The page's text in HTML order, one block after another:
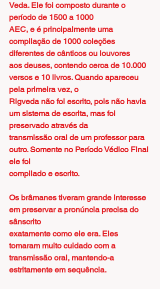
Veda. Ele foi composto durante o
período de 1500 a 1000
AEC, e é principalmente uma
compilação de 1000 coleções
diferentes de cânticos ou louvores
aos deuses, contendo cerca de 10.000
versos e 10 livros. Quando apareceu
pela primeira vez, o
Rigveda não foi escrito, pois não havia
um sistema de escrita, mas foi
preservado através da
transmissão oral de um professor para
outro. Somente no Período Védico Final
ele foi
compilado e escrito.
Os brâmanes tiveram grande interesse
em preservar a pronúncia precisa do
sânscrito
exatamente como ele era. Eles
tomaram muito cuidado com a
transmissão oral, mantendo-a
estritamente em sequência.